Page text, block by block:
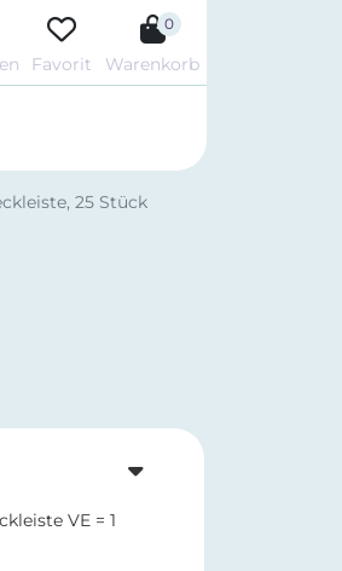
Favorit
0
Warenkorb
25 Stück
VE = 1